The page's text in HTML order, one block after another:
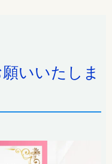
いいたしま